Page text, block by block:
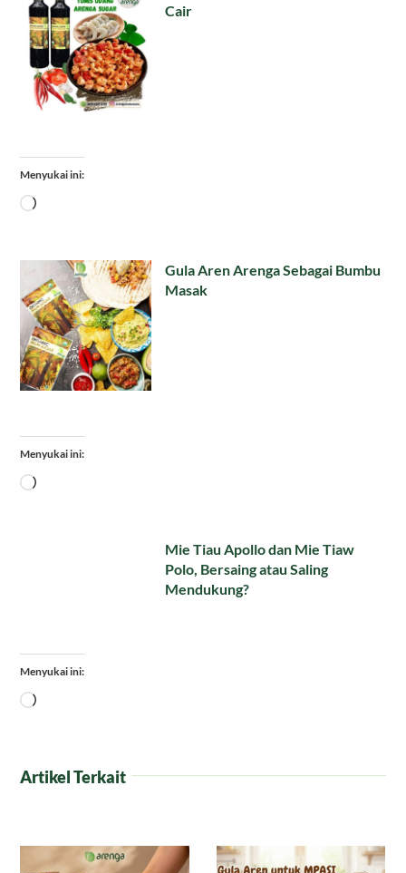
Cair
Menyukai ini:
Memuat...
Gula Aren Arenga Sebagai Bumbu
Masak
Menyukai ini:
Memuat...
Mie Tiau Apollo dan Mie Tiaw
Polo, Bersaing atau Saling
Mendukung?
Menyukai ini:
Memuat...
Artikel Terkait